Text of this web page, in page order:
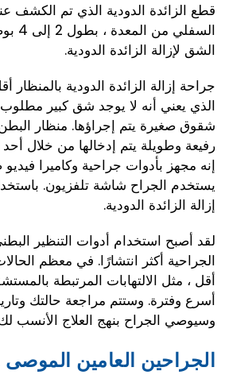
قطع الزائدة الدودية الذي تم الكشف
الشق لإزالة الزائدة الدودية.
جراحة إزالة الزائدة الدودية بالمنظار
الذي يعني أنه لا يوجد شق كبير
شقوق صغيرة يتم إجراؤها. منظار
رفيعة وطويلة يتم إدخالها من خلال
إنه مجهز بأدوات جراحية وكاميرا
يستخدم الجراح شاشة تلفزيون.
إزالة الزائدة الدودية.
لقد أصبح استخدام أدوات التنظير
الجراحية أكثر انتشارًا. في معظم
أقل ، مثل الالتهابات المرتبطة
أسرع وفترة. وستتم مراجعة حالتك
وسيوصي الجراح بنهج العلاج الأنسب
الجراحين العامين الموصى